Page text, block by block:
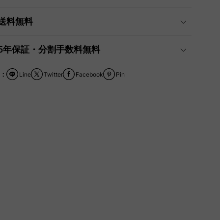
料無料
年保証・分割手数料無料
Facebook
Twitter Pin
Line